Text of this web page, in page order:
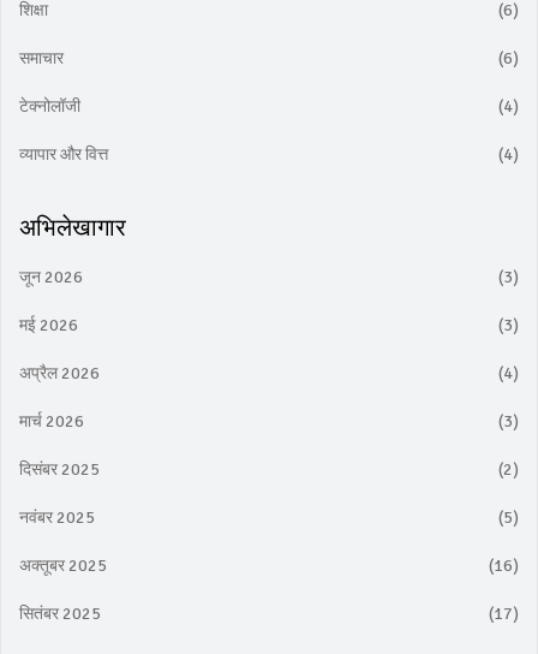
शिक्षा (6)
समाचार (6)
टेक्नोलॉजी (4)
व्यापार और वित्त (4)
अभिलेखागार
जून 2026 (3)
मई 2026 (3)
अप्रैल 2026 (4)
मार्च 2026 (3)
दिसंबर 2025 (2)
नवंबर 2025 (5)
अक्तूबर 2025 (16)
सितंबर 2025 (17)